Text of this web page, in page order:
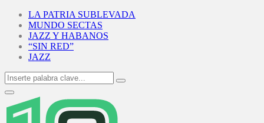
LA PATRIA SUBLEVADA
MUNDO SECTAS
JAZZ Y HABANOS
“SIN RED”
JAZZ
Search
for:
Search
Primary
Menu